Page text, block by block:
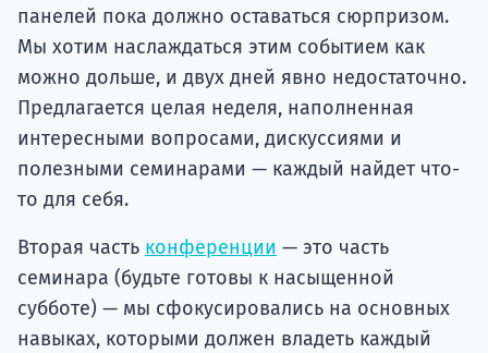
панелей пока должно оставаться сюрпризом.
Мы хотим наслаждаться этим событием как
можно дольше, и двух дней явно недостаточно.
Предлагается целая неделя, наполненная
интересными вопросами, дискуссиями и
полезными семинарами — каждый найдет что-
то для себя.
Вторая часть конференции — это часть
семинара (будьте готовы к насыщенной
субботе) — мы сфокусировались на основных
навыках, которыми должен владеть каждый